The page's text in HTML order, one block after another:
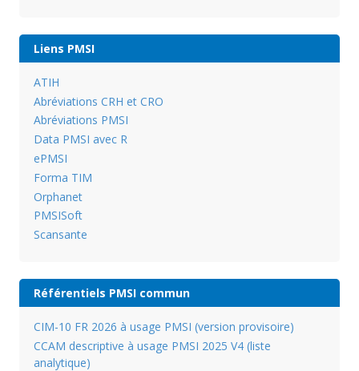
Liens PMSI
ATIH
Abréviations CRH et CRO
Abréviations PMSI
Data PMSI avec R
ePMSI
Forma TIM
Orphanet
PMSISoft
Scansante
Référentiels PMSI commun
CIM-10 FR 2026 à usage PMSI (version provisoire)
CCAM descriptive à usage PMSI 2025 V4 (liste
analytique)